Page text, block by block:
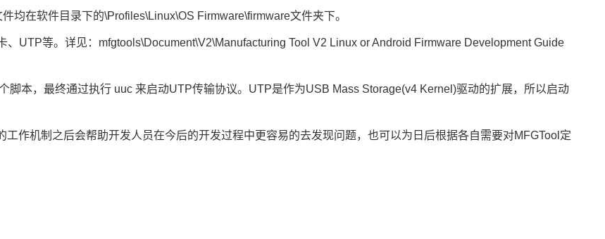
均在软件目录下的\Profiles\Linux\OS Firmware\firmware文件夹下。
UTP等。详见：mfgtools\Document\V2\Manufacturing Tool V2 Linux or Android Firmware Development Guide
脚本，最终通过执行 uuc 来启动UTP传输协议。UTP是作为USB Mass Storage(v4 Kernel)驱动的扩展，所以启动
作机制之后会帮助开发人员在今后的开发过程中更容易的去发现问题，也可以为日后根据各自需要对MFGTool定